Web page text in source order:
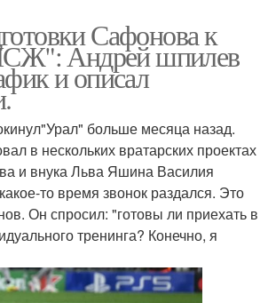
Сафонова к
Андрей шпилев
и описал
больше месяца назад.
в нескольких вратарских проектах
и внука Льва Яшина Василия
то время звонок раздался. Это
Он спросил: "готовы ли приехать в
тренинга? Конечно, я